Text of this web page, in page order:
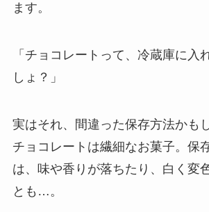
ます。
「チョコレートって、冷蔵庫に入
しょ？」
実はそれ、間違った保存方法かも
チョコレートは繊細なお菓子。保
は、味や香りが落ちたり、白く変
とも…。